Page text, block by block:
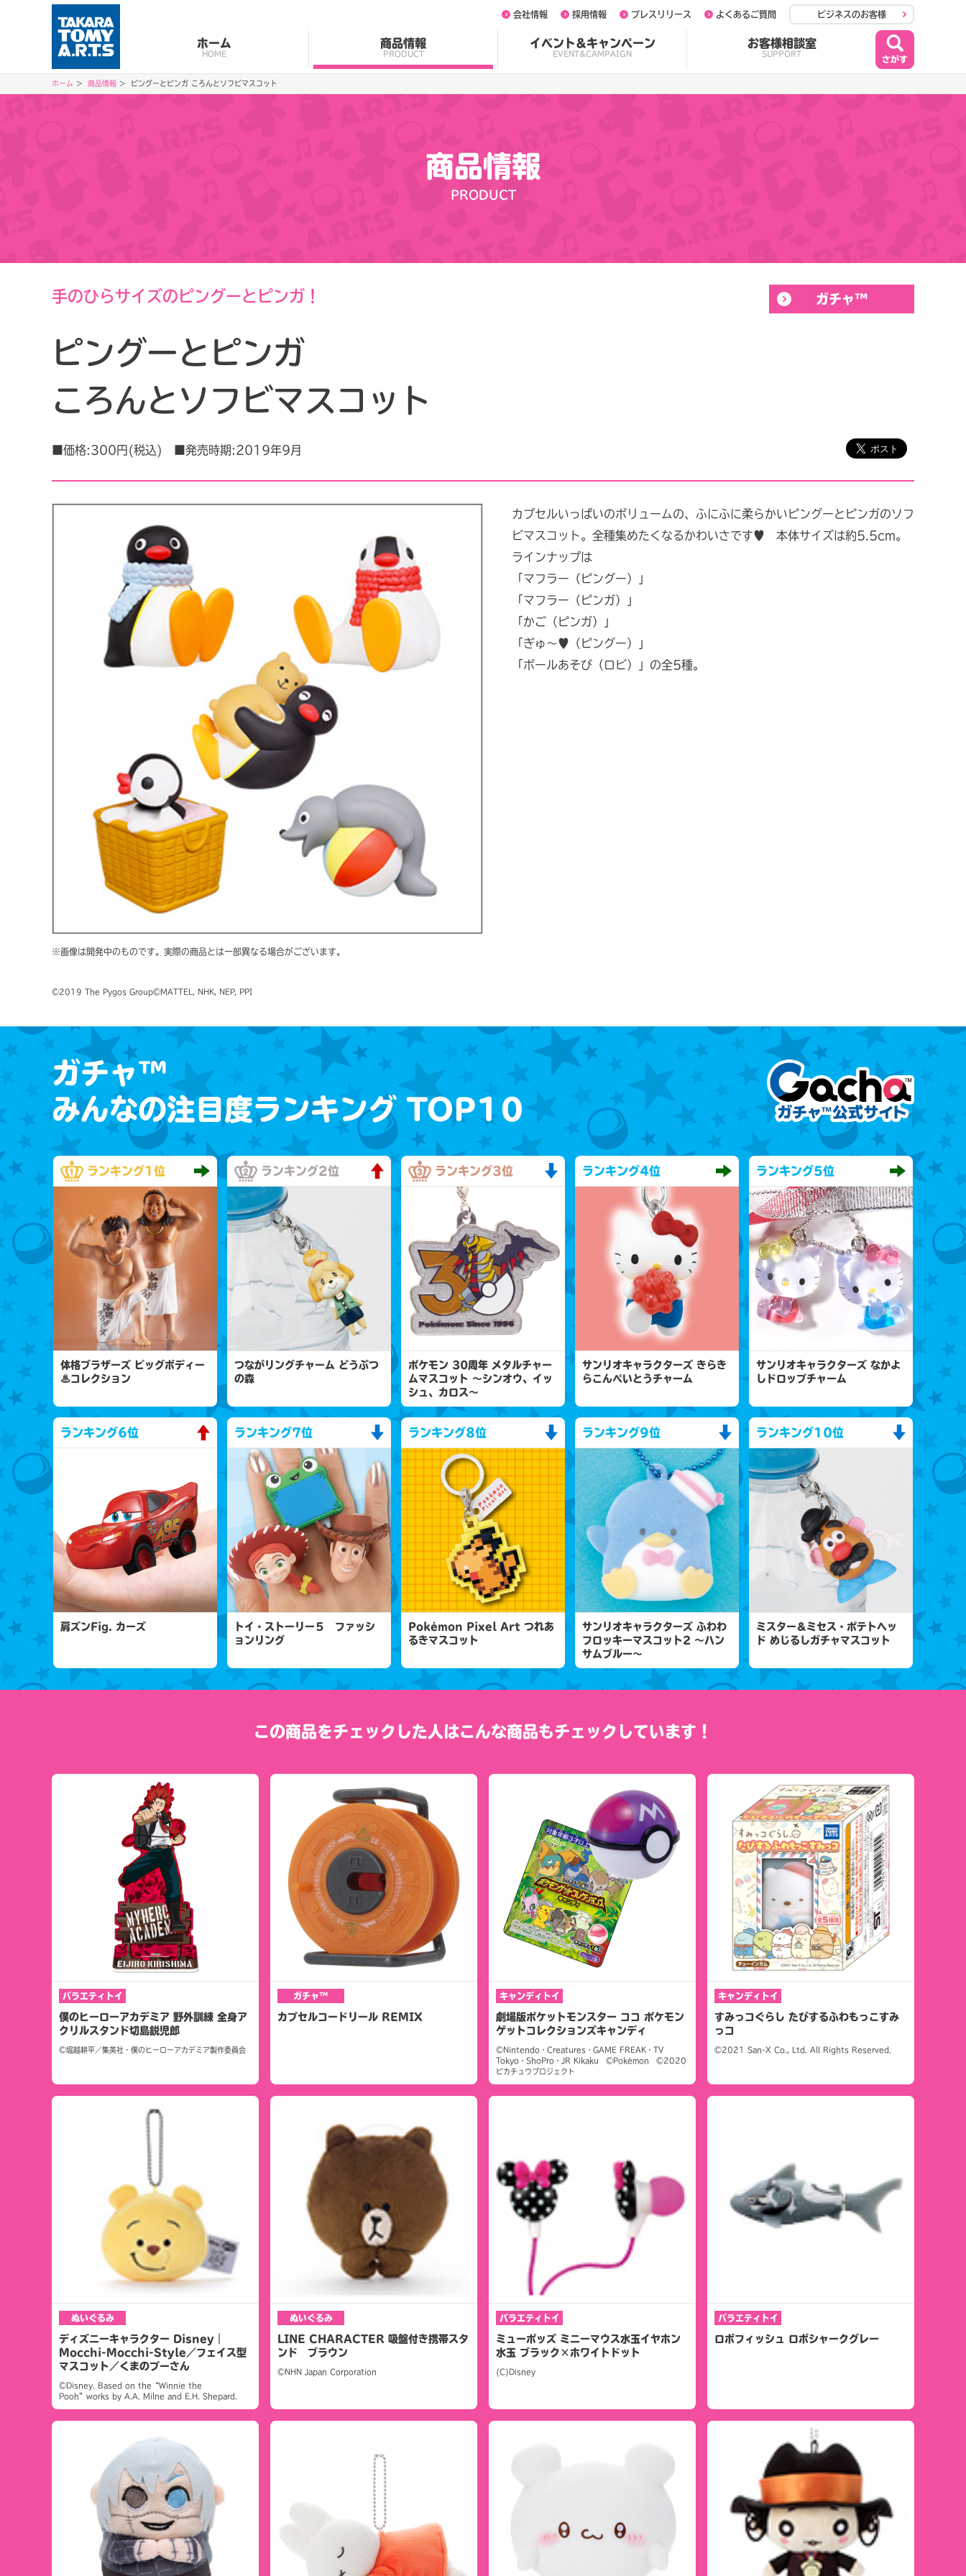
ホーム
HOME
商品情報
PRODUCT
イベント&キャンペーン
EVENT&CAMPAIGN
お客様相談室
SUPPORT
会社情報 採用情報 プレスリリース よくあるご質問 ビジネスのお客様
ホーム 商品情報 ピングーとピンガ ころんとソフビマスコット
商品情報
PRODUCT
ガチャ™
手のひらサイズのピングーとピンガ！
ピングーとピンガ
ころんとソフビマスコット
■価格:300円(税込) ■発売時期:2019年9月
※画像は開発中のものです。実際の商品とは一部異なる場合がございます。
カプセルいっぱいのボリュームの、ふにふに柔らかいピングーとピンガのソフ
ビマスコット。全種集めたくなるかわいさです♥ 本体サイズは約5.5cm。
ラインナップは
「マフラー（ピングー）」
「マフラー（ピンガ）」
「かご（ピンガ）」
「ぎゅ〜♥（ピングー）」
「ボールあそび（ロビ）」の全5種。
©2019 The Pygos Group©MATTEL, NHK, NEP, PPI
ガチャ™
みんなの注目度ランキングTOP10
ランキング1位
体格ブラザーズ ビッグボディー
♨コレクション
ランキング2位
つながリングチャーム どうぶつ
の森
ランキング3位
ポケモン 30周年 メタルチャー
ムマスコット 〜シンオウ、イッ
シュ、カロス〜
ランキング4位
サンリオキャラクターズ きらき
らこんぺいとうチャーム
ランキング5位
サンリオキャラクターズ なかよ
しドロップチャーム
ランキング6位
肩ズンFig. カーズ
ランキング7位
トイ・ストーリー５ ファッシ
ョンリング
ランキング8位
Pokémon Pixel Art つれあ
るきマスコット
ランキング9位
サンリオキャラクターズ ふわわ
フロッキーマスコット2 ～ハン
サムブルー～
ランキング10位
ミスター＆ミセス・ポテトヘッ
ド めじるしガチャマスコット
この商品をチェックした人はこんな商品もチェックしています！
バラエティトイ
僕のヒーローアカデミア 野外訓練 全身ア
クリルスタンド切島鋭児郎
©堀越耕平／集英社・僕のヒーローアカデミア製作委員会
ガチャ™
カプセルコードリール REMIX
キャンディトイ
劇場版ポケットモンスター ココ ポケモン
ゲットコレクションズキャンディ
©Nintendo・Creatures・GAME FREAK・TV
Tokyo・ShoPro・JR Kikaku ©Pokémon ©2020
ピカチュウプロジェクト
キャンディトイ
すみっコぐらし たびするふわもっこすみ
っコ
©2021 San-X Co., Ltd. All Rights Reserved.
ぬいぐるみ
ディズニーキャラクター Disney｜
Mocchi-Mocchi-Style／フェイス型
マスコット／くまのプーさん
©Disney. Based on the“Winnie the
Pooh”works by A.A. Milne and E.H. Shepard.
ぬいぐるみ
LINE CHARACTER 吸盤付き携帯スタ
ンド ブラウン
©NHN Japan Corporation
バラエティトイ
ミューポッズ ミニーマウス水玉イヤホン
水玉 ブラック×ホワイトドット
(C)Disney
バラエティトイ
ロボフィッシュ ロボシャークグレー